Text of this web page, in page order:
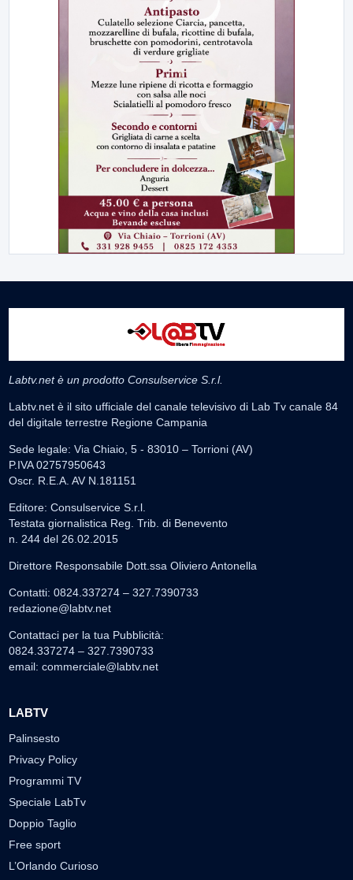
Labtv.net è un prodotto Consulservice S.r.l.
Labtv.net è il sito ufficiale del canale televisivo di Lab Tv canale 84
del digitale terrestre Regione Campania
Sede legale: Via Chiaio, 5 - 83010 – Torrioni (AV)
P.IVA 02757950643
Oscr. R.E.A. AV N.181151
Editore: Consulservice S.r.l.
Testata giornalistica Reg. Trib. di Benevento
n. 244 del 26.02.2015
Direttore Responsabile Dott.ssa Oliviero Antonella
Contatti: 0824.337274 – 327.7390733
redazione@labtv.net
Contattaci per la tua Pubblicità:
0824.337274 – 327.7390733
email: commerciale@labtv.net
LABTV
Palinsesto
Privacy Policy
Programmi TV
Speciale LabTv
Doppio Taglio
Free sport
L’Orlando Curioso